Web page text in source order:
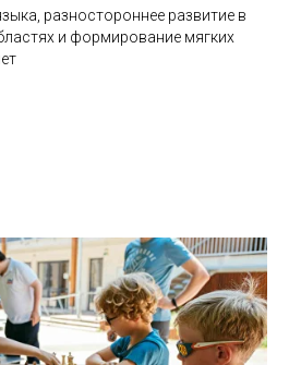
разностороннее развитие в
и формирование мягких